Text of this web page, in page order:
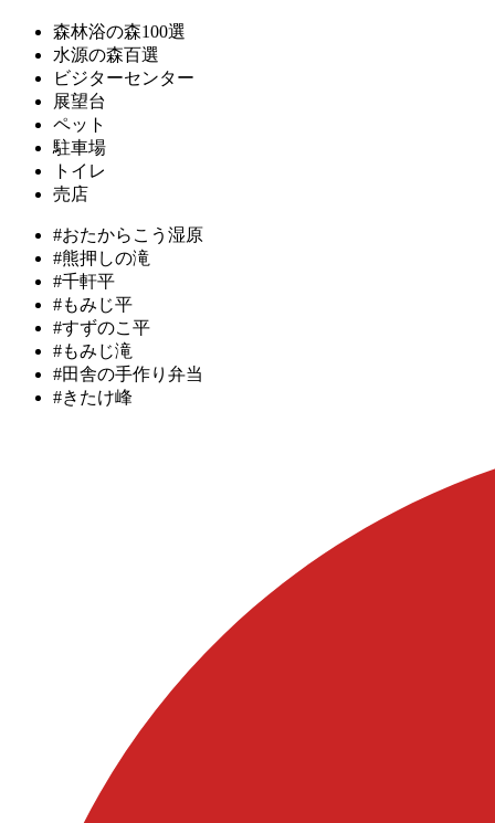
森林浴の森100選
水源の森百選
ビジターセンター
展望台
ペット
駐車場
トイレ
売店
#おたからこう湿原
#熊押しの滝
#千軒平
#もみじ平
#すずのこ平
#もみじ滝
#田舎の手作り弁当
#きたけ峰